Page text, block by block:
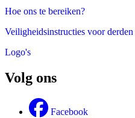
Hoe ons te bereiken?
Veiligheidsinstructies voor derden
Logo's
Volg ons
Facebook